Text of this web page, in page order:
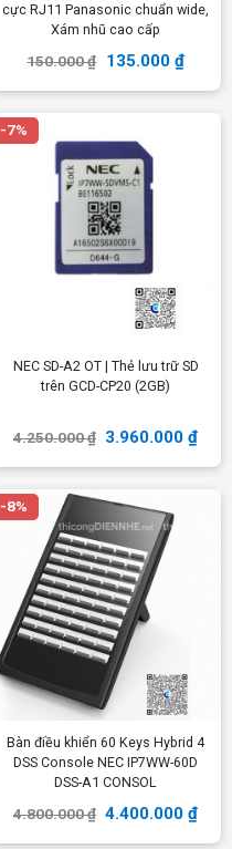
cực RJ11 Panasonic chuẩn wide,
Xám nhũ cao cấp
150.000₫ 135.000 ₫
-7%
NEC SD-A2 OT | Thẻ lưu trữ SD
trên GCD-CP20 (2GB)
4.250.000₫ 3.960.000₫
-8%
Bàn điều khiển 60 Keys Hybrid 4
DSS Console NEC IP7WW-60D
DSS-A1 CONSOL
4.800.000₫ 4.400.000₫